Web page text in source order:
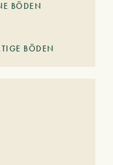
BÖDEN
BÖDEN